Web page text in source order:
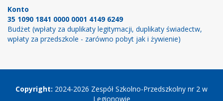
Konto
35 1090 1841 0000 0001 4149 6249
Budżet (wpłaty za duplikaty legitymacji, duplikaty świadectw,
wpłaty za przedszkole - zarówno pobyt jak i żywienie)
Copyright
Copyright: 2024-2026 Zespół Szkolno-Przedszkolny nr 2 w
Legionowie